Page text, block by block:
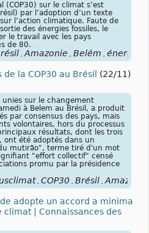
(COP30) sur le climat s’est
par l’adoption d’un texte
l’action climatique. Faute de
des énergies fossiles, le
le travail avec les pays
de 80.
Amazonie Belém énergies
la COP30 au Brésil
(22/11)
unies sur le changement
à Belem au Brésil, a produit
par consensus des pays, mais
volontaires, hors du processus
résultats, dont les trois
ont été adoptés dans un
mutirão", terme tiré d'un mot
"effort collectif" censé
promu par la présidence
COP30 Brésil Amazonie
adopte un accord a minima
| Connaissances des